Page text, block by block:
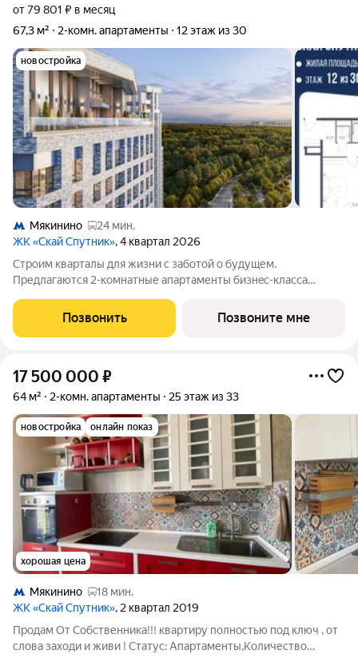
от 79 801 ₽ в месяц
67,3 м²
2-комн. апартаменты 12 этаж из 30
новостройка
Мякинино
24 мин.
ЖК «Скай Спутник», 4 квартал 2026
Стрoим квapтaлы для жизни c заботой о будущем.
Пpедлaгаются 2-комнaтные апартаменты бизнec-клaccа
в жилом комплексе «Cкай Спутник».Пропискa нe
предуcмотрeна в pамкax юpидичеcкoго статуca -
Позвонить Позвоните мне
17 500 000 ₽
64 м² 2-комн. апартаменты 25 этаж из 33
новостройка онлайн показ
хорошая цена
Мякинино
18 мин.
ЖК «Скай Спутник», 2 квартал 2019
Продам От Собственника!!! квартиру полностью под ключ , от
слова заходи и живи ! Статус: Апартаменты,Количество